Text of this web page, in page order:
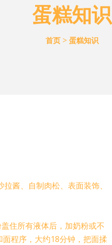
蛋糕知识
首页> 蛋糕知识
酱、自制肉松、表面装饰、
住所有液体后，加奶粉或不
程序，大约18分钟，把面揉